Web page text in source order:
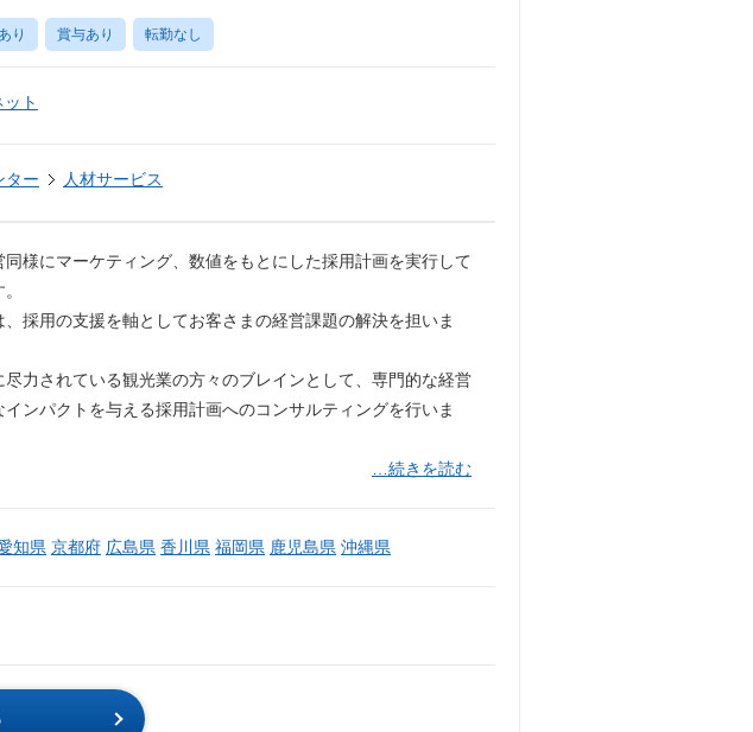
り 賞与あり 転勤なし
ト
ター 人材サービス
様にマーケティング、数値をもとにした採用計画を実行して
採用の支援を軸としてお客さまの経営課題の解決を担いま
力されている観光業の方々のブレインとして、専門的な経営
ンパクトを与える採用計画へのコンサルティングを行いま
…続きを読む
知県 京都府 広島県 香川県 福岡県 鹿児島県 沖縄県